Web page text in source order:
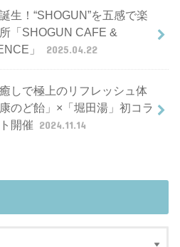
生！“SHOGUN”を五感で楽
「SHOGUN CAFE &
」
2025.04.22
しで極上のリフレッシュ体
のど飴」×「堀田湯」初コラ
開催 2024.11.14